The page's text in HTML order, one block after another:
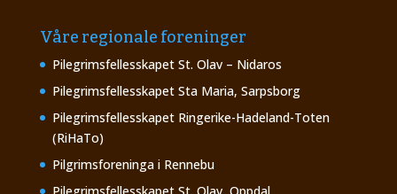
Våre regionale foreninger
Pilegrimsfellesskapet St. Olav – Nidaros
Pilegrimsfellesskapet Sta Maria, Sarpsborg
Pilegrimsfellesskapet Ringerike-Hadeland-Toten
(RiHaTo)
Pilgrimsforeninga i Rennebu